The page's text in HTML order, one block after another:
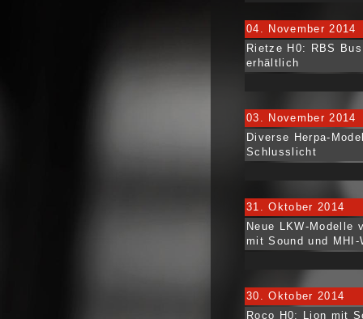
04. November 2014
Rietze H0: RBS
erhältlich
03. November 2014
Diverse Herpa-
Schlusslicht
31. Oktober 2014
Neue LKW-Modelle
mit Sound und
30. Oktober 2014
Roco H0: Lion mit